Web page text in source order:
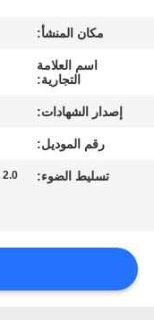
مراقبة
الجودة
اطلب
مكان المنشأ:
اسم العلامة
التجارية:
إصدار الشهادات:
رقم الموديل:
تسليط الضوء: